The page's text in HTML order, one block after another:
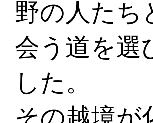
野の人たち
会う道を選
した。